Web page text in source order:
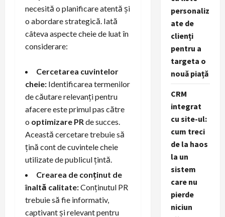
necesită o planificare atentă și
o abordare strategică. Iată
câteva aspecte cheie de luat în
considerare:
Cercetarea cuvintelor
cheie: Identificarea termenilor
de căutare relevanți pentru
afacere este primul pas către
o optimizare PRde succes.
Această cercetare trebuie să
țină cont de cuvintele cheie
utilizate de publicul țintă.
Crearea de conținut de
înaltă calitate:Conținutul PR
trebuie să fie informativ,
captivant și relevant pentru
personaliz
ate de
clienți
pentru a
targeta o
nouă piață
CRM
integrat
cu site-ul:
cum treci
de la haos
la un
sistem
care nu
pierde
niciun